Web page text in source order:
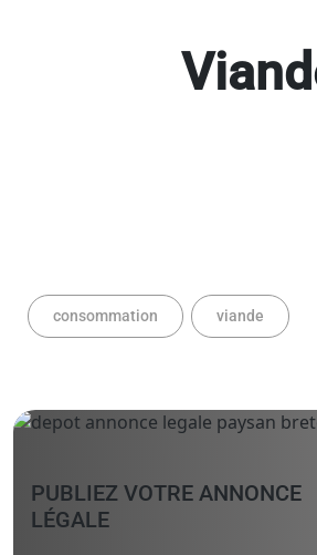
consommation viande
PUBLIEZ VOTRE ANNONCE
LÉGALE